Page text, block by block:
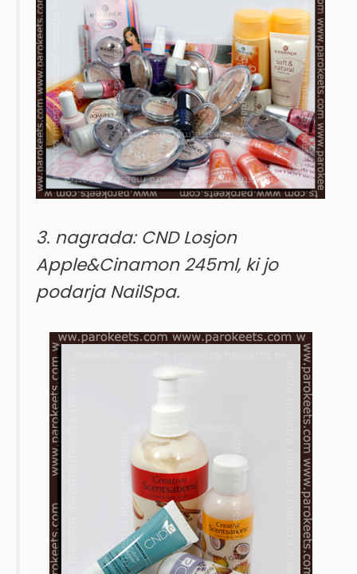
3. nagrada: CND Losjon
Apple&Cinamon 245ml, ki jo
podarja NailSpa.